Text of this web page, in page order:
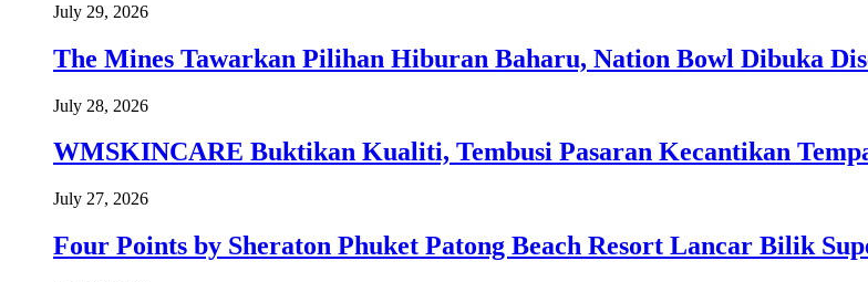
July 29, 2026
The Mines Tawarkan Pilihan Hiburan Baharu, Nation Bowl Dibuka
July 28, 2026
WMSKINCARE Buktikan Kualiti, Tembusi Pasaran Kecantikan
July 27, 2026
Four Points by Sheraton Phuket Patong Beach Resort Lancar Bilik